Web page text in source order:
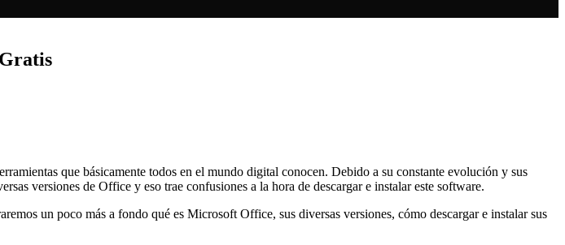
que básicamente todos en el mundo digital conocen. Debido a su constante evolución y sus
versiones de Office y eso trae confusiones a la hora de descargar e instalar este software.
un poco más a fondo qué es Microsoft Office, sus diversas versiones, cómo descargar e instalar sus